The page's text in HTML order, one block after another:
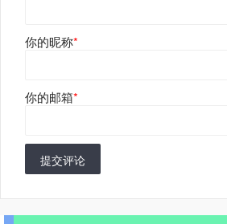
你的昵称*
你的邮箱*
提交评论